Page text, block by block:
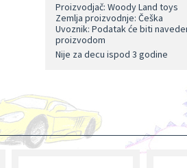
Proizvodjač: Woody Land toys
Zemlja proizvodnje: Češka
Uvoznik: Podatak će biti
proizvodom
Nije za decu ispod 3 godine